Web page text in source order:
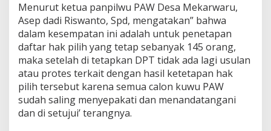
Menurut ketua panpilwu PAW Desa Mekarwaru,
Asep dadi Riswanto, Spd, mengatakan” bahwa
dalam kesempatan ini adalah untuk penetapan
daftar hak pilih yang tetap sebanyak 145 orang,
maka setelah di tetapkan DPT tidak ada lagi usulan
atau protes terkait dengan hasil ketetapan hak
pilih tersebut karena semua calon kuwu PAW
sudah saling menyepakati dan menandatangani
dan di setujui’ terangnya.